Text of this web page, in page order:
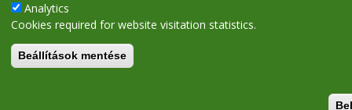
Analytics
Cookies required for website visitation statistics.
Beállítások mentése